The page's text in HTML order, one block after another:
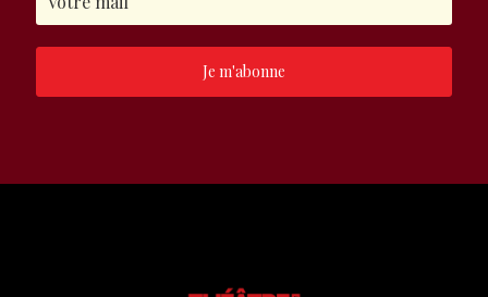
Je m'abonne